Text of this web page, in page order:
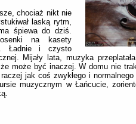
chociaż nikt nie
laską rytm,
śpiewa do dziś.
na kasety
Ładnie i czysto
Mijały lata, muzyka
może być inaczej. W domu nie
jak coś zwykłego i normalnego
muzycznym w Łańcucie,